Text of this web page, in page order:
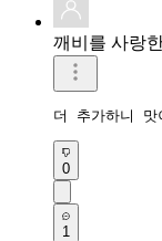
깨비를 사랑
더 추가하니 맛
0
1